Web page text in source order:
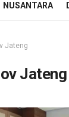
NUSANTARA
Jateng
Jateng